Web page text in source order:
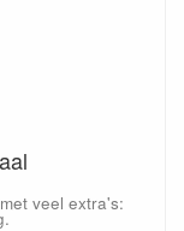
veel extra's: